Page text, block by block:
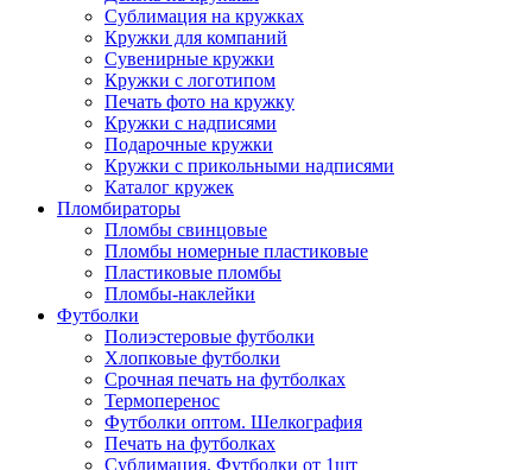
Сублимация на кружках
Кружки для компаний
Сувенирные кружки
Кружки с логотипом
Печать фото на кружку
Кружки с надписями
Подарочные кружки
Кружки с прикольными надписями
Каталог кружек
Пломбираторы
Пломбы свинцовые
Пломбы номерные пластиковые
Пластиковые пломбы
Пломбы-наклейки
Футболки
Полиэстеровые футболки
Хлопковые футболки
Срочная печать на футболках
Термоперенос
Футболки оптом. Шелкография
Печать на футболках
Сублимация. Футболки от 1шт